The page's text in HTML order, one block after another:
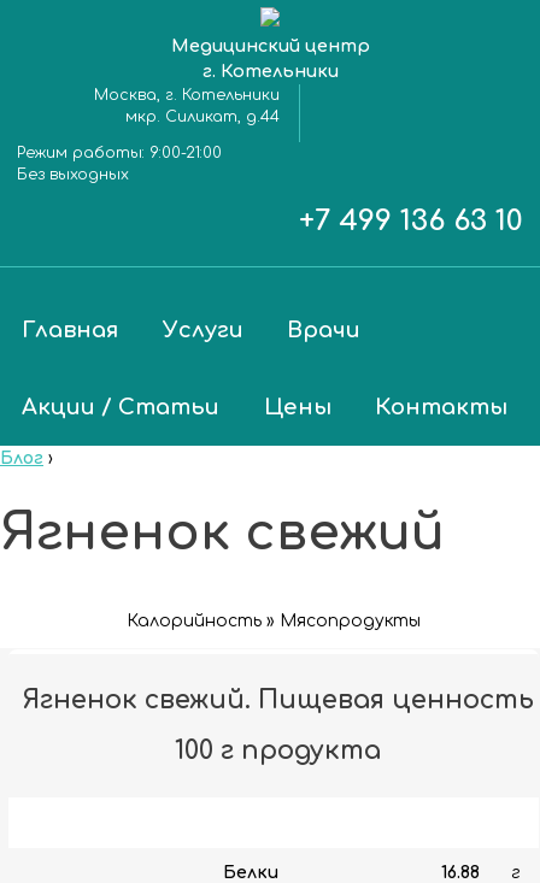
Медицинский центр
г. Котельники
Москва, г. Котельники
мкр. Силикат, д.44
Режим работы: 9:00-21:00
Без выходных
+7 499 136 63 10
Главная Услуги Врачи
Акции / Статьи Цены Контакты
Блог ›
Ягненок свежий
Калорийность » Мясопродукты
Ягненок свежий. Пищевая ценность
100 г продукта
Белки 16.88 г